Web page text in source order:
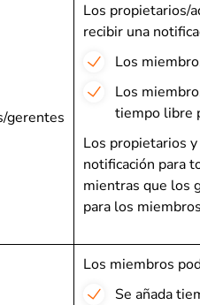
gerentes
Los propietarios/
recibir una
Los
Los
tiempo libre
Los propietarios
notificación para
mientras que los
para los
Los miembros
Se añada